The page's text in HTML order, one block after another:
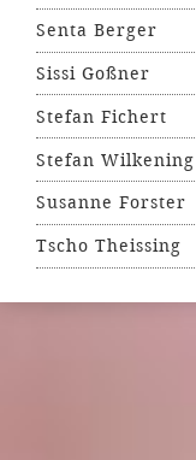
Senta Berger
Sissi Goßner
Stefan Fichert
Stefan Wilkening
Susanne Forster
Tscho Theissing